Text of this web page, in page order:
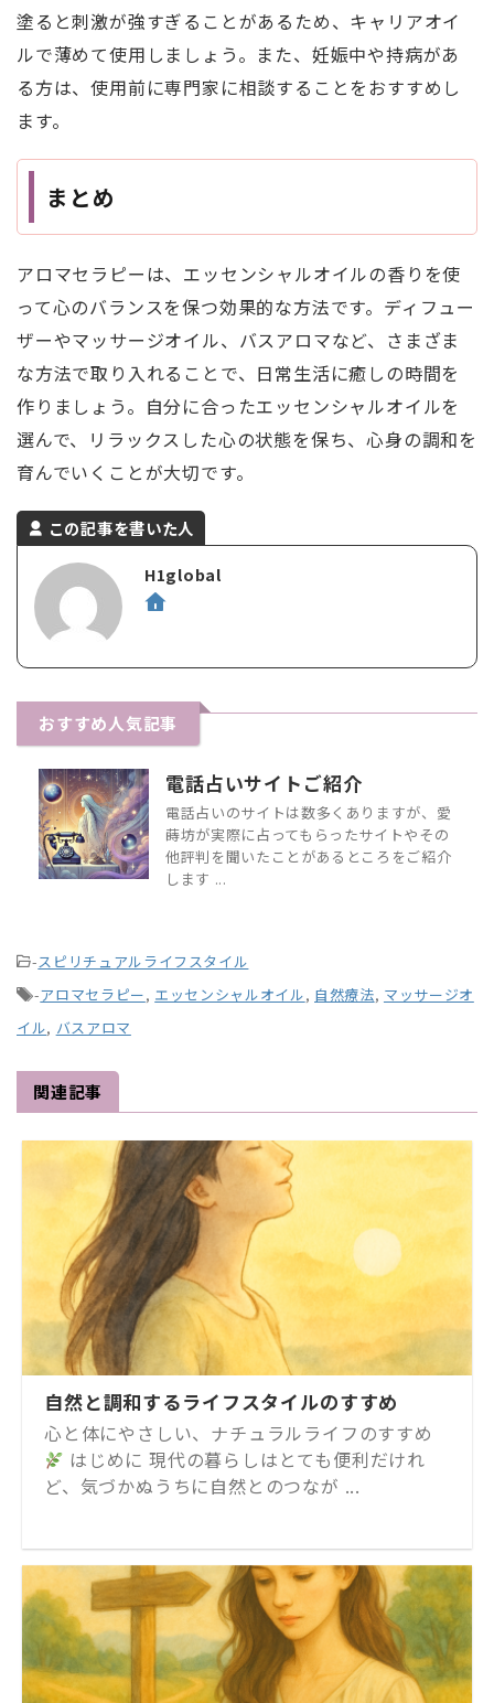
塗ると刺激が強すぎることがあるため、キャリアオイ
ルで薄めて使用しましょう。また、妊娠中や持病があ
る方は、使用前に専門家に相談することをおすすめし
ます。
まとめ
アロマセラピーは、エッセンシャルオイルの香りを使
って心のバランスを保つ効果的な方法です。ディフュー
ザーやマッサージオイル、バスアロマなど、さまざま
な方法で取り入れることで、日常生活に癒しの時間を
作りましょう。自分に合ったエッセンシャルオイルを
選んで、リラックスした心の状態を保ち、心身の調和を
育んでいくことが大切です。
この記事を書いた人
H1global
おすすめ人気記事
電話占いサイトご紹介
電話占いのサイトは数多くありますが、愛
蒔坊が実際に占ってもらったサイトやその
他評判を聞いたことがあるところをご紹介
します ...
-スピリチュアルライフスタイル
-アロマセラピー, エッセンシャルオイル, 自然療法, マッサージオ
イル, バスアロマ
関連記事
自然と調和するライフスタイルのすすめ
心と体にやさしい、ナチュラルライフのすすめ
はじめに 現代の暮らしはとても便利だけれ
ど、気づかぬうちに自然とのつなが ...